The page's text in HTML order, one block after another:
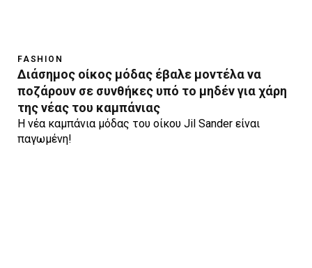
FASHION
Διάσημος οίκος μόδας έβαλε μοντέλα να
ποζάρουν σε συνθήκες υπό το μηδέν για χάρη
της νέας του καμπάνιας
Η νέα καμπάνια μόδας του οίκου Jil Sander είναι
παγωμένη!